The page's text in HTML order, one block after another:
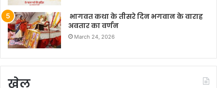
भागवत कथा के तीसरे दिन भगवान के वाराह
अवतार का वर्णन
March 24, 2026
खेल